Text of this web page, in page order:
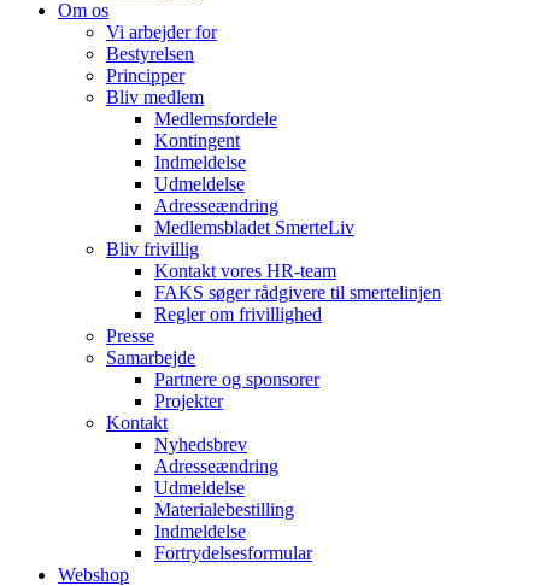
Om os
Vi arbejder for
Bestyrelsen
Principper
Bliv medlem
Medlemsfordele
Kontingent
Indmeldelse
Udmeldelse
Adresseændring
Medlemsbladet SmerteLiv
Bliv frivillig
Kontakt vores HR-team
FAKS søger rådgivere til smertelinjen
Regler om frivillighed
Presse
Samarbejde
Partnere og sponsorer
Projekter
Kontakt
Nyhedsbrev
Adresseændring
Udmeldelse
Materialebestilling
Indmeldelse
Fortrydelsesformular
Webshop